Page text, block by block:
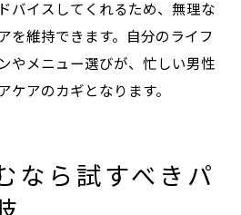
バイスしてくれるため、無理な
を維持できます。自分のライフ
やメニュー選びが、忙しい男性
ケアのカギとなります。
なら試すべきパ